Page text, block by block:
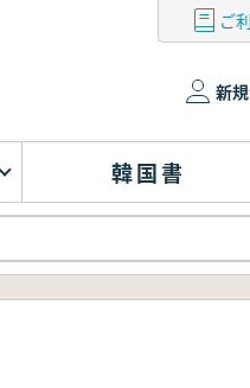
ご
新
韓国書